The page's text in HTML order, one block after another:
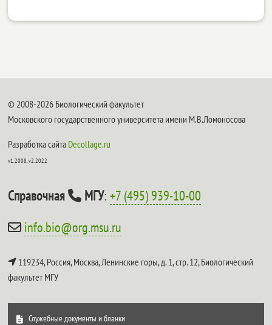
© 2008-2026 Биологический факультет
Московского государственного университета имени М.В.Ломоносова
Разработка сайта Decollage.ru
v1.2008, v2.2022
Справочная МГУ:+7 (495) 939-10-00
info.bio@org.msu.ru
119234, Россия, Москва, Ленинские горы, д. 1, стр. 12,Биологический
факультет МГУ
Служебные документы и бланки